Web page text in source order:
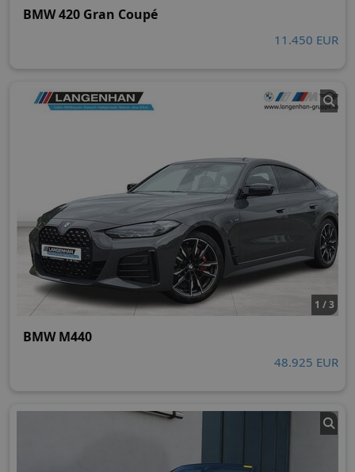
BMW 420 Gran Coupé
11.450 EUR
1 / 3
BMW M440
48.925 EUR